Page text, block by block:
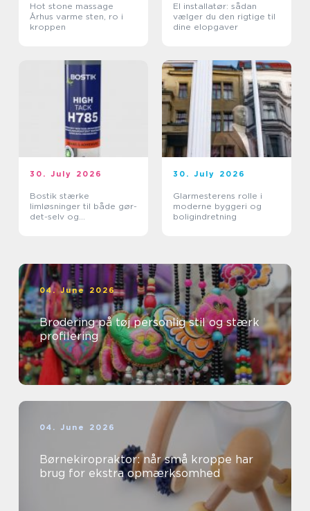
Hot stone massage
Århus varme sten, ro i
kroppen
El installatør: sådan
vælger du den rigtige til
dine elopgaver
30. July 2026
Bostik stærke
limløsninger til både gør-
det-selv og
30. July 2026
Glarmesterens rolle i
moderne byggeri og
boligindretning
04. June 2026
Brodering på tøj personlig stil og stærk
profilering
04. June 2026
Børnekiropraktor: når små kroppe har
brug for ekstra opmærksomhed